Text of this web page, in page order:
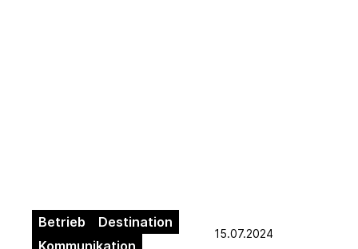
Betrieb
Destination
15.07.2024